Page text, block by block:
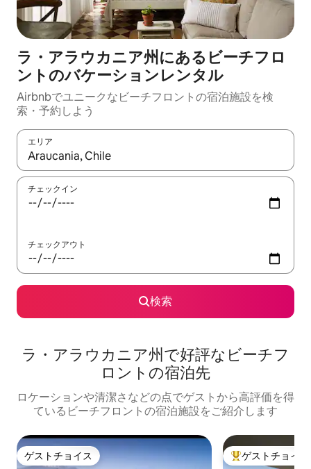
ラ・アラウカニア州にあるビーチフロ
ントのバケーションレンタル
Airbnbでユニークなビーチフロントの宿泊施設を検
索・予約しよう
エリア
検索結果が表示されたら、上下の矢印キーを使って移動するか
チェックイン
チェックアウト
検索
ラ・アラウカニア州で好評なビーチフ
ロントの宿泊先
ロケーションや清潔さなどの点でゲストから高評価を得
ているビーチフロントの宿泊施設をご紹介します
ゲストチョイス
ゲストチョイス 大好評のゲスト
ゲストチョイス